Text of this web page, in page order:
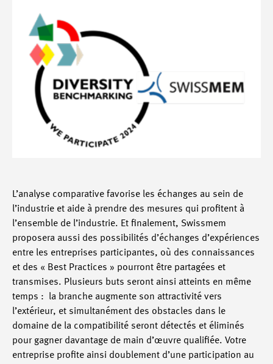
L’analyse comparative favorise les échanges au sein de
l’industrie et aide à prendre des mesures qui profitent à
l’ensemble de l’industrie. Et finalement, Swissmem
proposera aussi des possibilités d’échanges d’expériences
entre les entreprises participantes, où des connaissances
et des « Best Practices » pourront être partagées et
transmises. Plusieurs buts seront ainsi atteints en même
temps : la branche augmente son attractivité vers
l’extérieur, et simultanément des obstacles dans le
domaine de la compatibilité seront détectés et éliminés
pour gagner davantage de main d’œuvre qualifiée. Votre
entreprise profite ainsi doublement d’une participation au